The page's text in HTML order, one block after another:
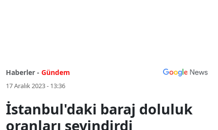
Haberler - Gündem
17 Aralık 2023 - 13:36
İstanbul'daki baraj doluluk
oranları sevindirdi